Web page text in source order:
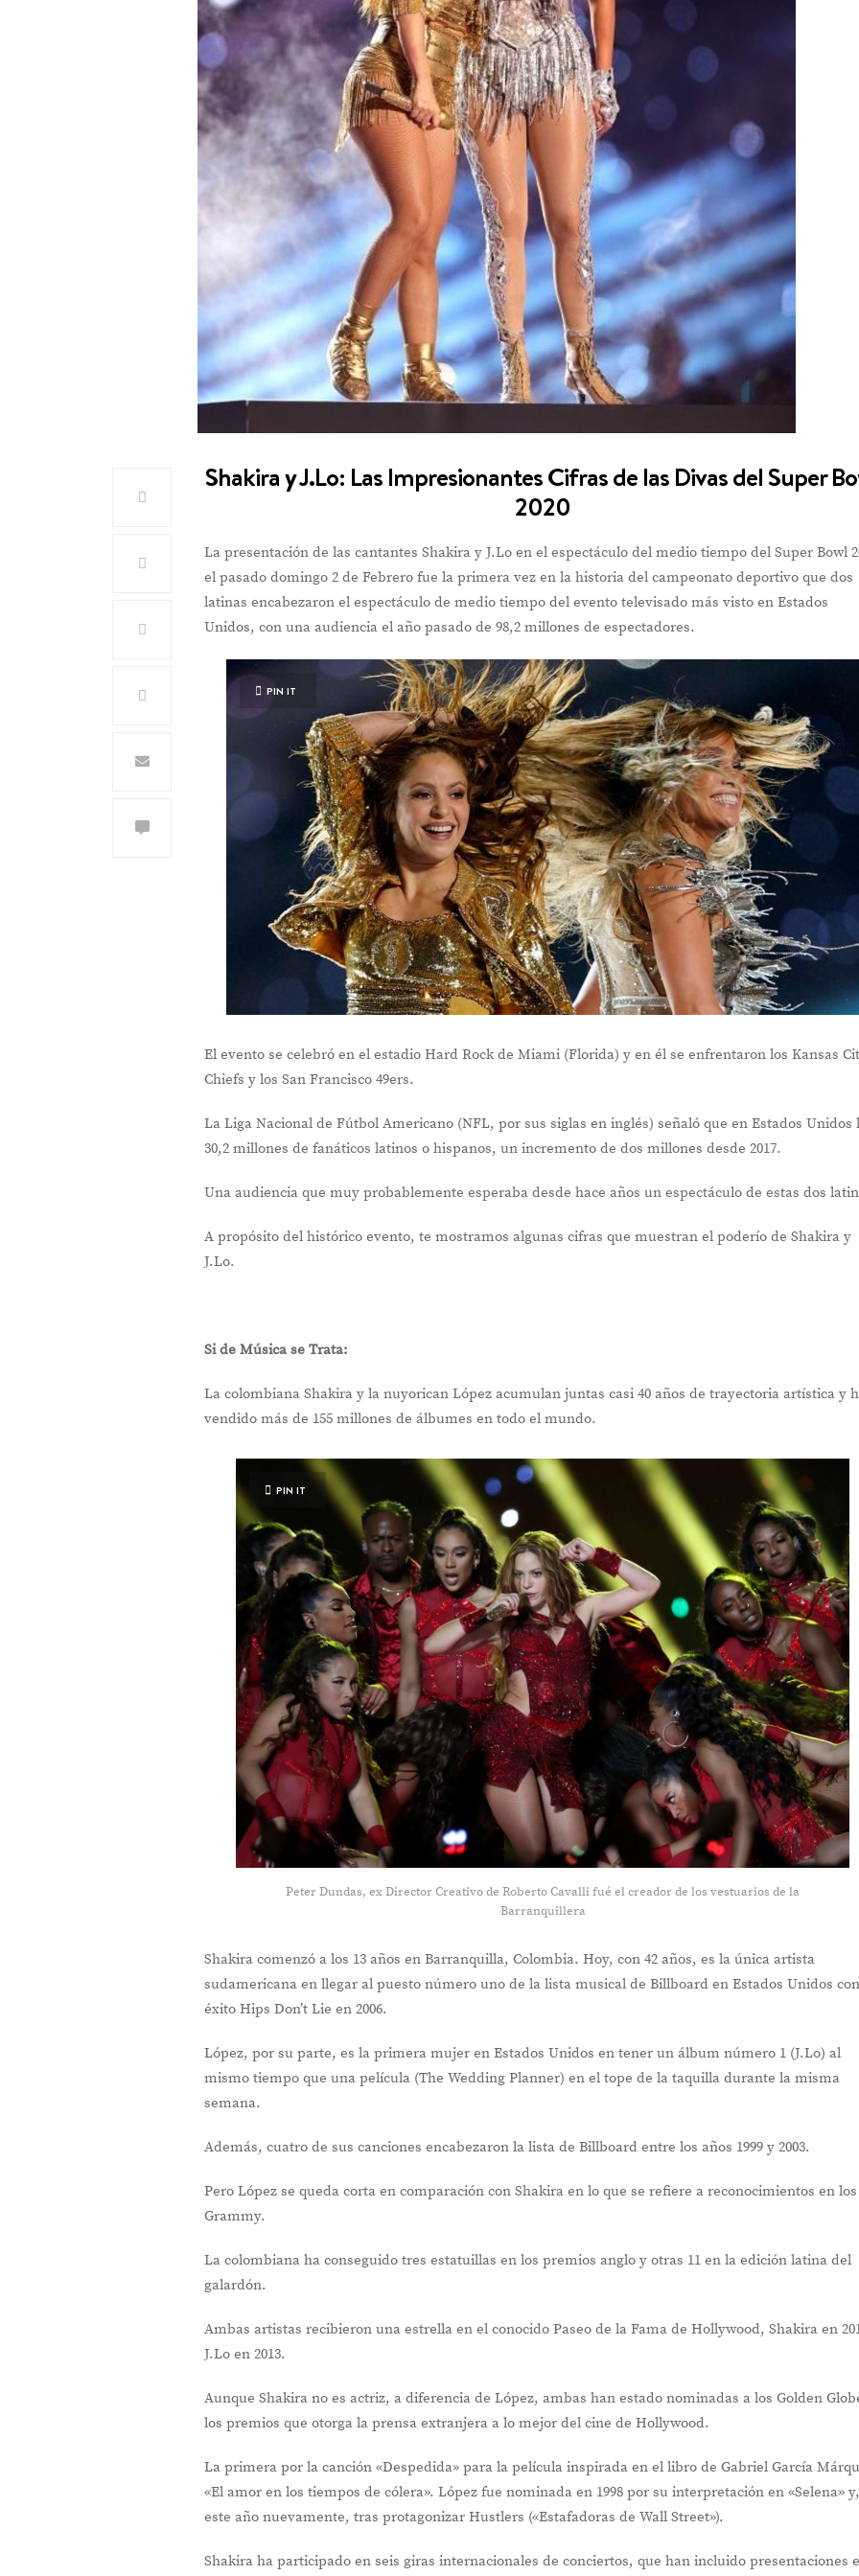
Shakira y J.Lo: Las Impresionantes Cifras de las Divas del Super
2020
La presentación de las cantantes Shakira y J.Lo en el espectáculo del medio tiempo del Super Bowl
el pasado domingo 2 de Febrero fue la primera vez en la historia del campeonato deportivo que dos
latinas encabezaron el espectáculo de medio tiempo del evento televisado más visto en Estados
Unidos, con una audiencia el año pasado de 98,2 millones de espectadores.
PIN IT
El evento se celebró en el estadio Hard Rock de Miami (Florida) y en él se enfrentaron los Kansas
Chiefs y los San Francisco 49ers.
La Liga Nacional de Fútbol Americano (NFL, por sus siglas en inglés) señaló que en Estados Unidos
30,2 millones de fanáticos latinos o hispanos, un incremento de dos millones desde 2017.
Una audiencia que muy probablemente esperaba desde hace años un espectáculo de estas dos
A propósito del histórico evento, te mostramos algunas cifras que muestran el poderío de Shakira y
J.Lo.
Si de Música se Trata:
La colombiana Shakira y la nuyorican López acumulan juntas casi 40 años de trayectoria artística y
vendido más de 155 millones de álbumes en todo el mundo.
PIN IT
Peter Dundas, ex Director Creativo de Roberto Cavalli fué el creador de los vestuarios de la
Barranquillera
Shakira comenzó a los 13 años en Barranquilla, Colombia. Hoy, con 42 años, es la única artista
sudamericana en llegar al puesto número uno de la lista musical de Billboard en Estados Unidos
éxito Hips Don’t Lie en 2006.
López, por su parte, es la primera mujer en Estados Unidos en tener un álbum número 1 (J.Lo) al
mismo tiempo que una película (The Wedding Planner) en el tope de la taquilla durante la misma
semana.
Además, cuatro de sus canciones encabezaron la lista de Billboard entre los años 1999 y 2003.
Pero López se queda corta en comparación con Shakira en lo que se refiere a reconocimientos en los
Grammy.
La colombiana ha conseguido tres estatuillas en los premios anglo y otras 11 en la edición latina del
galardón.
Ambas artistas recibieron una estrella en el conocido Paseo de la Fama de Hollywood, Shakira en
J.Lo en 2013.
Aunque Shakira no es actriz, a diferencia de López, ambas han estado nominadas a los Golden
los premios que otorga la prensa extranjera a lo mejor del cine de Hollywood.
La primera por la canción «Despedida» para la película inspirada en el libro de Gabriel García
«El amor en los tiempos de cólera». López fue nominada en 1998 por su interpretación en «Selena»
este año nuevamente, tras protagonizar Hustlers («Estafadoras de Wall Street»).
Shakira ha participado en seis giras internacionales de conciertos, que han incluido presentaciones